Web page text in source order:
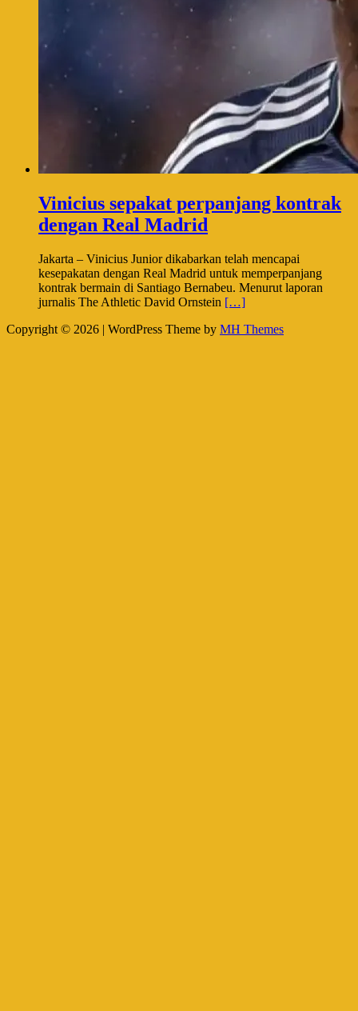
Vinicius sepakat perpanjang kontrak
dengan Real Madrid
Jakarta – Vinicius Junior dikabarkan telah mencapai
kesepakatan dengan Real Madrid untuk memperpanjang
kontrak bermain di Santiago Bernabeu. Menurut laporan
jurnalis The Athletic David Ornstein […]
Copyright © 2026 | WordPress Theme by MH Themes